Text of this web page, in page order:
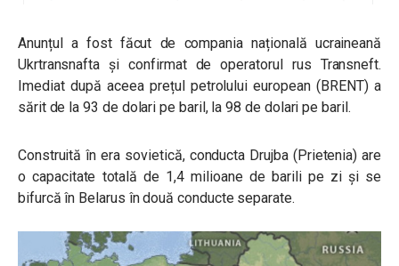
Anunțul a fost făcut de compania națională ucraineană
Ukrtransnaftași confirmat de operatorul rus Transneft.
Imediat după aceea prețul petrolului european (BRENT) a
sărit de la 93 de dolari pe baril, la 98 de dolari pe baril.
Construită în era sovietică, conducta Drujba (Prietenia) are
o capacitate totală de 1,4 milioane de barili pe zi și se
bifurcă în Belarus în două conducte separate.